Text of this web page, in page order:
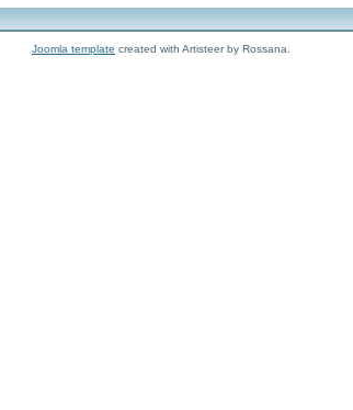
Joomla template created with Artisteer by Rossana.